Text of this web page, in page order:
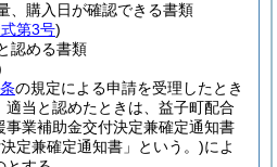
、購入日が確認できる書類
第3号)
認める書類
の規定による申請を受理したとき
適当と認めたときは、益子町配合
業補助金交付決定兼確定通知書
定兼確定通知書」という。)によ